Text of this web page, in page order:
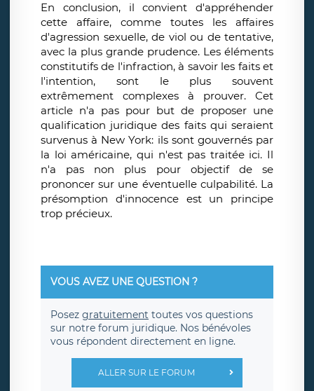
En conclusion, il convient d'appréhender
cette affaire, comme toutes les affaires
d'agression sexuelle, de viol ou de tentative,
avec la plus grande prudence. Les éléments
constitutifs de l'infraction, à savoir les faits et
l'intention, sont le plus souvent
extrêmement complexes à prouver. Cet
article n'a pas pour but de proposer une
qualification juridique des faits qui seraient
survenus à New York: ils sont gouvernés par
la loi américaine, qui n'est pas traitée ici. Il
n'a pas non plus pour objectif de se
prononcer sur une éventuelle culpabilité. La
présomption d'innocence est un principe
trop précieux.
VOUS AVEZ UNE QUESTION ?
Posez gratuitement toutes vos questions
sur notre forum juridique. Nos bénévoles
vous répondent directement en ligne.
ALLER SUR LE FORUM